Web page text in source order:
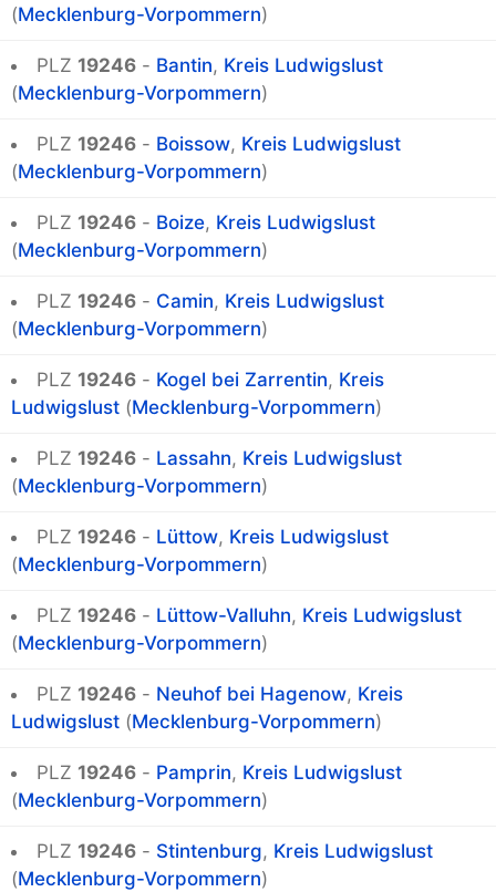
(Mecklenburg-Vorpommern)
PLZ 19246 - Bantin, Kreis Ludwigslust
(Mecklenburg-Vorpommern)
PLZ 19246 - Boissow, Kreis Ludwigslust
(Mecklenburg-Vorpommern)
PLZ 19246 - Boize, Kreis Ludwigslust
(Mecklenburg-Vorpommern)
PLZ 19246 - Camin, Kreis Ludwigslust
(Mecklenburg-Vorpommern)
PLZ 19246 - Kogel bei Zarrentin, Kreis
Ludwigslust (Mecklenburg-Vorpommern)
PLZ 19246 - Lassahn, Kreis Ludwigslust
(Mecklenburg-Vorpommern)
PLZ 19246 - Lüttow, Kreis Ludwigslust
(Mecklenburg-Vorpommern)
PLZ 19246 - Lüttow-Valluhn, Kreis Ludwigslust
(Mecklenburg-Vorpommern)
PLZ 19246 - Neuhof bei Hagenow, Kreis
Ludwigslust (Mecklenburg-Vorpommern)
PLZ 19246 - Pamprin, Kreis Ludwigslust
(Mecklenburg-Vorpommern)
PLZ 19246 - Stintenburg, Kreis Ludwigslust
(Mecklenburg-Vorpommern)